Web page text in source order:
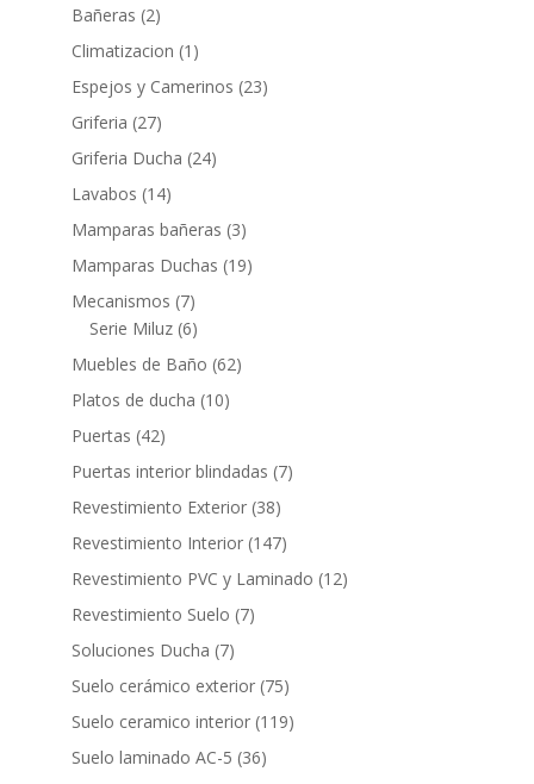
Bañeras 22
productos
Climatizacion 1 1
producto
Espejos y Camerinos 2323
Griferia 2727
productos
Griferia Ducha 2424
Lavabos 1414
productos
Mamparas bañeras 33
productos
Mamparas Duchas 1919
Mecanismos 77
productos
Serie Miluz 66
productos
Muebles de Baño 6262
Platos de ducha 1010
Puertas 4242
productos
Puertas interior blindadas 77
Revestimiento Exterior 3838
productos
Revestimiento Interior 147147
productos
Revestimiento PVC y Laminado 1212
Revestimiento Suelo 77
Soluciones Ducha 77
productos
Suelo cerámico exterior 7575
productos
Suelo ceramico interior 119119
Suelo laminado AC-5 3636